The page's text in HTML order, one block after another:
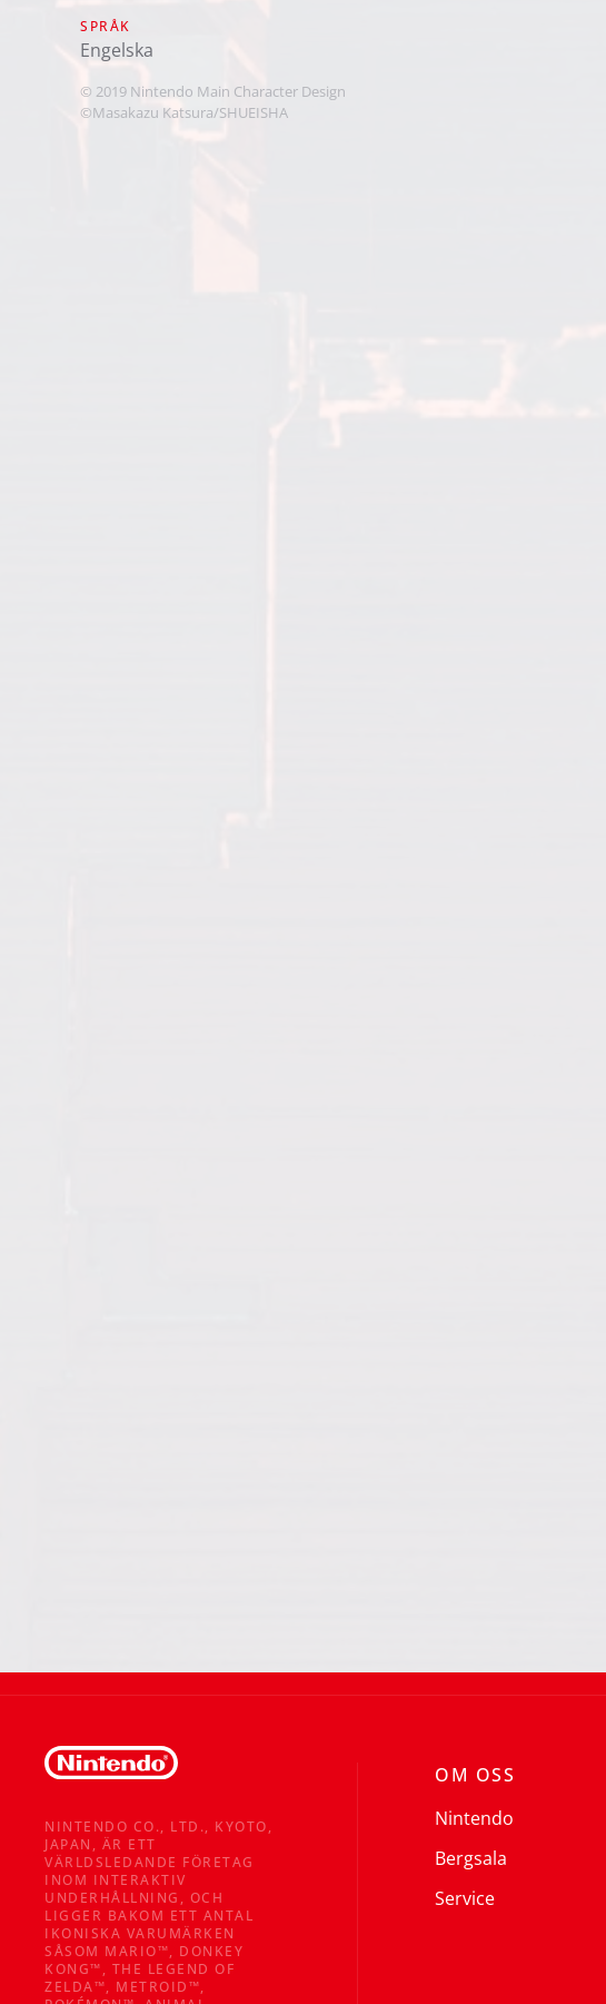
SPRÅK
engelska
© 2019 Nintendo Main Character Design
©Masakazu Katsura/SHUEISHA
NINTENDO CO., LTD., KYOTO,
JAPAN, ÄR ETT
VÄRLDSLEDANDE FÖRETAG
INOM INTERAKTIV
UNDERHÅLLNING, OCH
LIGGER BAKOM ETT ANTAL
IKONISKA VARUMÄRKEN
SÅSOM MARIO™, DONKEY
KONG™, THE LEGEND OF
ZELDA™, METROID™,
OM OSS
Nintendo
Bergsala
Service